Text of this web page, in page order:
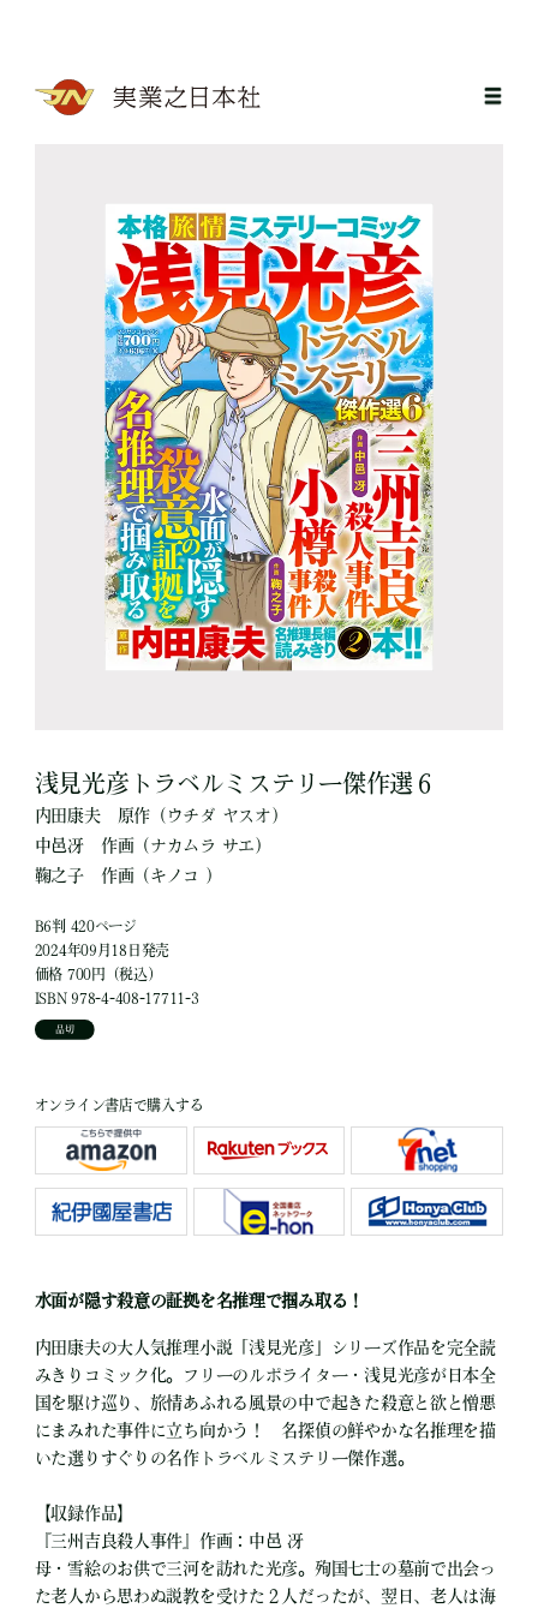
浅見光彦トラベルミステリー傑作選６
内田康夫 原作 （ウチダ ヤスオ）
中邑冴
作画 （ナカムラ サエ）
鞠之子
作画 （キノコ ）
B6判 420ページ
2024年09月18日発売
価格 700円（税込）
ISBN 978-4-408-17711-3
品切
オンライン書店で購入する
水面が隠す殺意の証拠を名推理で掴み取る！
内田康夫の大人気推理小説「浅見光彦」シリーズ作品を完全読
みきりコミック化。フリーのルポライター・浅見光彦が日本全
国を駆け巡り、旅情あふれる風景の中で起きた殺意と欲と憎悪
にまみれた事件に立ち向かう！ 名探偵の鮮やかな名推理を描
いた選りすぐりの名作トラベルミステリー傑作選。
【収録作品】
『三州吉良殺人事件』作画：中邑 冴
母・雪絵のお供で三河を訪れた光彦。殉国七士の墓前で出会っ
た老人から思わぬ説教を受けた２人だったが、翌日、老人は海